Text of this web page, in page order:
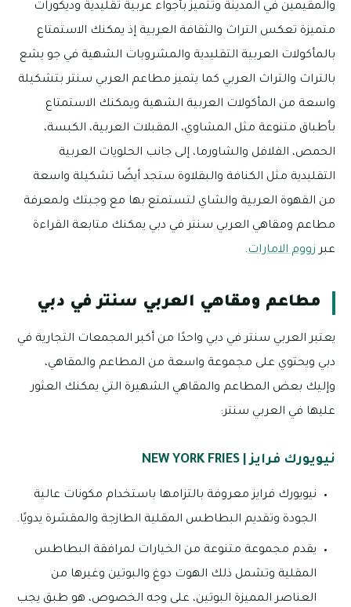
والمقيمين في المدينة وتتميز بأجواء عربية تقليدية وديكورات
متميزة تعكس التراث والثقافة العربية إذ يمكنك الاستمتاع
بالمأكولات العربية التقليدية والمشروبات الشهية في جو يشع
بالتراث والتراث العربي كما يتميز مطاعم العربي سنتر بتشكيلة
واسعة من المأكولات العربية الشهية ويمكنك الاستمتاع
بأطباق متنوعة مثل المشاوي، المقبلات العربية، الكبسة،
الحمص، الفلافل والشاورما، إلى جانب الحلويات العربية
التقليدية مثل الكنافة والبقلاوة ستجد أيضًا تشكيلة واسعة
من القهوة العربية والشاي لتستمتع بها مع وجبتك ولمعرفة
مطاعم ومقاهي العربي سنتر في دبي يمكنك متابعة القراءة
عبر زووم الامارات.
مطاعم ومقاهي العربي سنتر في دبي
يعتبر العربي سنتر في دبي واحدًا من أكبر المجمعات التجارية في
دبي ويحتوي على مجموعة واسعة من المطاعم والمقاهي،
وإليك بعض المطاعم والمقاهي الشهيرة التي يمكنك العثور
عليها في العربي سنتر:
نيويورك فرايز | NEW YORK FRIES
نيويورك فرايز معروفة بالتزامها باستخدام مكونات عالية
الجودة وتقديم البطاطس المقلية الطازجة والمقشرة يدويًا.
يقدم مجموعة متنوعة من الخيارات لمرافقة البطاطس
المقلية وتشمل ذلك الهوت دوغ والبوتين وغيرها من
العناصر المميزة البوتين، على وجه الخصوص، هو طبق يجب